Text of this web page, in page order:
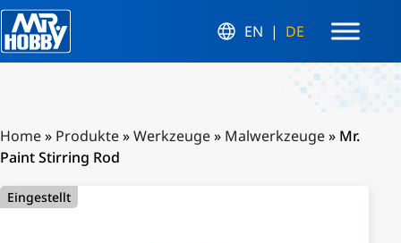
EN DE
Home» Produkte»Werkzeuge» Malwerkzeuge» Mr.
Paint Stirring Rod
Eingestellt